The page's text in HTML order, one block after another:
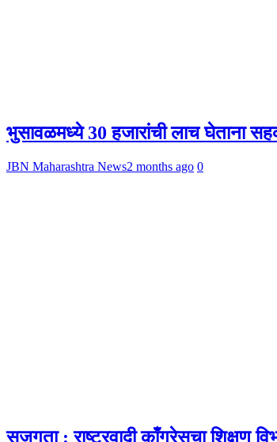
भुसावळमध्ये 30 हजारांची लाच घेताना
JBN Maharashtra News2 months ago 0
सजगता : राष्ट्रवादी काँग्रेसचा शिक्षण